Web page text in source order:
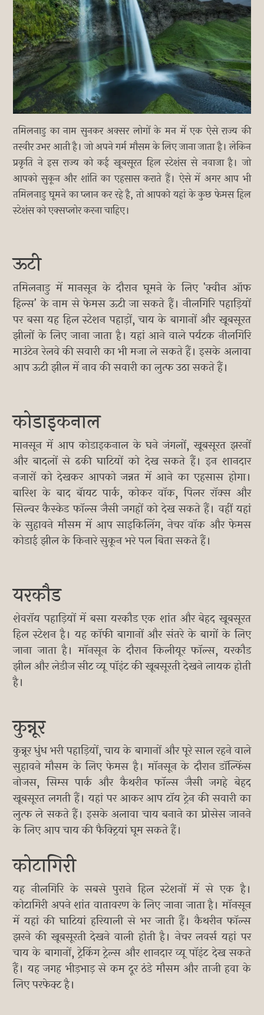
तमिलनाडु का नाम सुनकर अक्सर लोगों के मन में एक ऐसे राज्य की
तस्वीर उभर आती है। जो अपने गर्म मौसम के लिए जाना जाता है। लेकिन
प्रकृति ने इस राज्य को कई खूबसूरत हिल स्टेशंस से नवाजा है। जो
आपको सुकून और शांति का एहसास कराते हैं। ऐसे में अगर आप भी
तमिलनाडु घूमने का प्लान कर रहे है, तो आपको यहां के कुछ फेमस हिल
स्टेशंस को एक्सप्लोर करना चाहिए।
ऊटी
तमिलनाडु में मानसून के दौरान घूमने के लिए 'क्वीन ऑफ
हिल्स' के नाम से फेमस ऊटी जा सकते हैं। नीलगिरि पहाड़ियों
पर बसा यह हिल स्टेशन पहाड़ों, चाय के बागानों और खूबसूरत
झीलों के लिए जाना जाता है। यहां आने वाले पर्यटक नीलगिरि
माउंटेन रेलवे की सवारी का भी मजा ले सकते हैं। इसके अलावा
आप ऊटी झील में नाव की सवारी का लुत्फ उठा सकते हैं।
कोडाइकनाल
मानसून में आप कोडाइकनाल के घने जंगलों, खूबसूरत झरनों
और बादलों से ढकी घाटियों को देख सकते हैं। इन शानदार
नजारों को देखकर आपको जन्नत में आने का एहसास होगा।
बारिश के बाद बॅायट पार्क, कोकर वॉक, पिलर रॉक्स और
सिल्वर कैस्केड फॉल्स जैसी जगहों को देख सकते हैं। वहीं यहां
के सुहावने मौसम में आप साइकिलिंग, नेचर वॉक और फेमस
कोडाई झील के किनारे सुकून भरे पल बिता सकते हैं।
यरकौड
शेवरॉय पहाड़ियों में बसा यरकौड एक शांत और बेहद खूबसूरत
हिल स्टेशन है। यह कॉफी बागानों और संतरे के बागों के लिए
जाना जाता है। मॉनसून के दौरान किलीयूर फॉल्स, यरकौड
झील और लेडीज सीट व्यू पॉइंट की खूबसूरती देखने लायक होती
है।
कुन्नूर
कुन्नूर धुंध भरी पहाड़ियों, चाय के बागानों और पूरे साल रहने वाले
सुहावने मौसम के लिए फेमस है। मॉनसून के दौरान डॉल्फिंस
नोजस, सिम्स पार्क और कैथरीन फॉल्स जैसी जगहे बेहद
खूबसूरत लगती हैं। यहां पर आकर आप टॉय ट्रेन की सवारी का
लुत्फ ले सकते हैं। इसके अलावा चाय बनाने का प्रोसेस जानने
के लिए आप चाय की फैक्ट्रियां घूम सकते हैं।
कोटागिरी
यह नीलगिरि के सबसे पुराने हिल स्टेशनों में से एक है।
कोटागिरी अपने शांत वातावरण के लिए जाना जाता है। मॉनसून
में यहां की घाटियां हरियाली से भर जाती हैं। कैथरीन फॉल्स
झरने की खूबसूरती देखने वाली होती है। नेचर लवर्स यहां पर
चाय के बागानों, ट्रेकिंग ट्रेल्स और शानदार व्यू पॉइंट देख सकते
हैं। यह जगह भीड़भाड़ से कम दूर ठंडे मौसम और ताजी हवा के
लिए परफेक्ट है।